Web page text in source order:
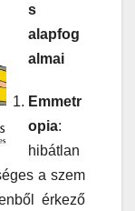
s
alapfog
almai
Emmetr
opia:
hibátlan
a szem
érkező